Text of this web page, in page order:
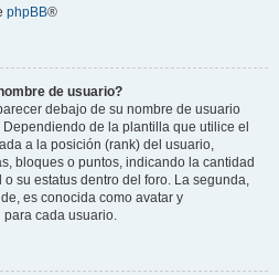
phpBB®
de usuario?
debajo de su nombre de usuario
de la plantilla que utilice el
a la posición (rank) del usuario,
bloques o puntos, indicando la cantidad
su estatus dentro del foro. La segunda,
es conocida como avatar y
cada usuario.